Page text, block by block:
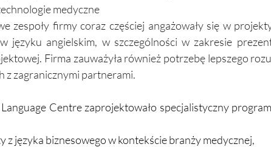
medyczne
zespoły firmy coraz częściej angażowały się w
języku angielskim, w szczególności w zakresie
Firma zauważyła również potrzebę lepszego
z zagranicznymi partnerami.
Centre zaprojektowało specjalistyczny
z języka biznesowego w kontekście branży medycznej,